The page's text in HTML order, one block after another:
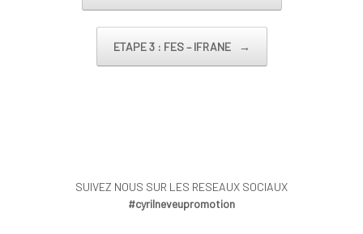
ETAPE 3 : FES – IFRANE →
SUIVEZ NOUS SUR LES RESEAUX SOCIAUX
#cyrilneveupromotion